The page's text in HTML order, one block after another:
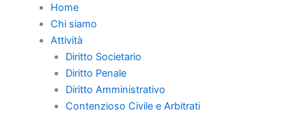
Home
Chi siamo
Attività
Diritto Societario
Diritto Penale
Diritto Amministrativo
Contenzioso Civile e Arbitrati